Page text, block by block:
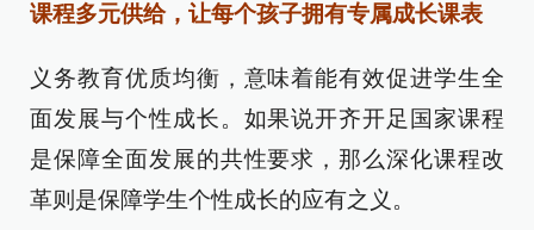
课程多元供给，让每个孩子拥有专属成长课表
义务教育优质均衡，意味着能有效促进学生全
面发展与个性成长。如果说开齐开足国家课程
是保障全面发展的共性要求，那么深化课程改
革则是保障学生个性成长的应有之义。